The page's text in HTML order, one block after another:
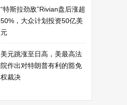
“特斯拉劲敌”Rivian盘后涨超
50%，大众计划投资50亿美
元
美元跳涨至日高，美最高法
院作出对特朗普有利的豁免
权裁决